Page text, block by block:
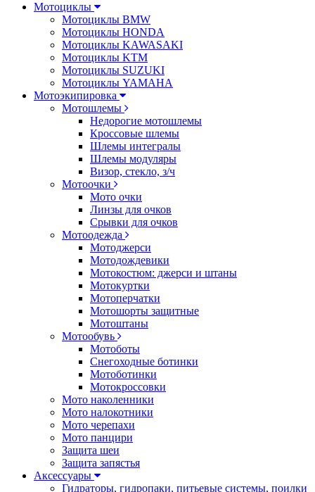
Мотоциклы
Мотоциклы BMW
Мотоциклы HONDA
Мотоциклы KAWASAKI
Мотоциклы KTM
Мотоциклы SUZUKI
Мотоциклы YAMAHA
Мотоэкипировка
Мотошлемы
Недорогие мотошлемы
Кроссовые шлемы
Шлемы интегралы
Шлемы модуляры
Визор, стекло, з/ч
Мотоочки
Мото очки
Линзы для очков
Срывки для очков
Мотоодежда
Мотоджерси
Мотодождевики
Мотокостюм: джерси и штаны
Мотокуртки
Мотоперчатки
Мотошорты защитные
Мотоштаны
Мотообувь
Мотоботы
Снегоходные ботинки
Мотоботинки
Мотокроссовки
Мото наколенники
Мото налокотники
Мото черепахи
Мото панцири
Защита шеи
Защита запястья
Аксессуары
Гидраторы, гидропаки, питьевые системы, поилки